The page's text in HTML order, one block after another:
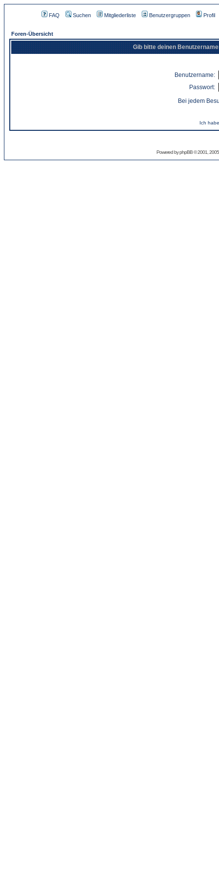
FAQ Suchen Mitgliederliste Benutzergruppen Profil
Foren-Übersicht
Gib bitte deinen
Benutzername:
Passwort:
Bei jedem
Ich
Powered byphpBB© 2001,